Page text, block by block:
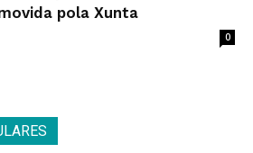
pola Xunta
0